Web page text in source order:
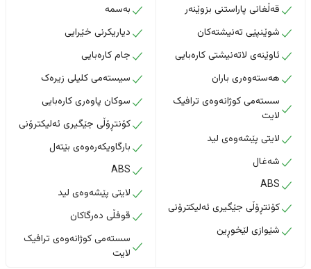
قەڵغانی پاراستنی بزوێنەر
شوێنپێی تەنیشتەکان
ئاوێنەی لاتەنیشتی کارەبایی
هەستەوەری باران
سستەمی کوژانەوەی ترافیک
لایت
لایتی پێشەوەی لید
شەغال
ABS
کۆنتڕۆڵی جێگیری ئەلیکترۆنی
شێوازی لێخوڕین
بەسمە
دیاریکرنی خێرایی
جام کارەبایی
سیستەمی کلیلی زیرەک
سوکان پاوەری کارەبایی
کۆنتڕۆڵی جێگیری ئەلیکترۆنی
بارگاویکەرەوەی بێتەل
ABS
لایتی پێشەوەی لید
قوفڵی دەرگاکان
سستەمی کوژانەوەی ترافیک
لایت